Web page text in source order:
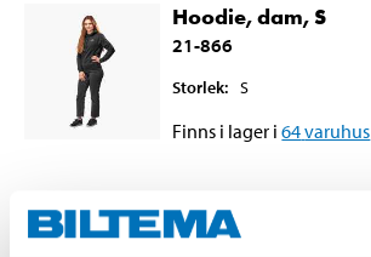
Hoodie, dam, S
21-866
Storlek: S
Finns i lager i 64varuhus